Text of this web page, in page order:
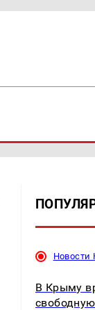
Новости
В Крыму